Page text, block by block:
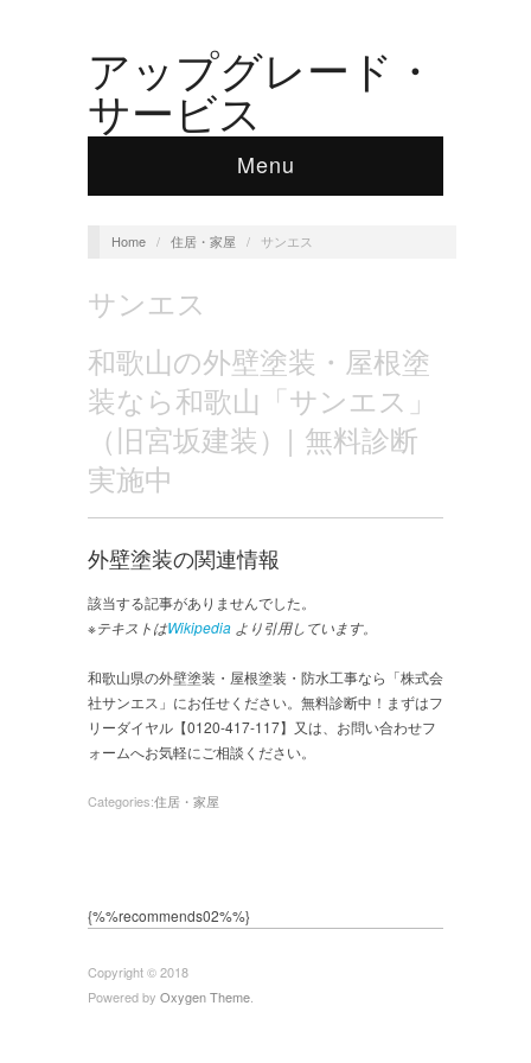
アップグレード・
サービス
Menu
Home / 住居・家屋 / サンエス
サンエス
和歌山の外壁塗装・屋根塗
装なら和歌山「サンエス」
（旧宮坂建装）| 無料診断
実施中
外壁塗装の関連情報
該当する記事がありませんでした。
※テキストはWikipedia より引用しています。
和歌山県の外壁塗装・屋根塗装・防水工事なら「株式会
社サンエス」にお任せください。無料診断中！まずはフ
リーダイヤル【0120-417-117】又は、お問い合わせフ
ォームへお気軽にご相談ください。
Categories:住居・家屋
{%%recommends02%%}
Copyright © 2018
Powered by Oxygen Theme